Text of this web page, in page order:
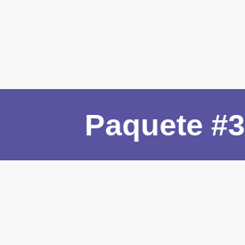
Paquete #3